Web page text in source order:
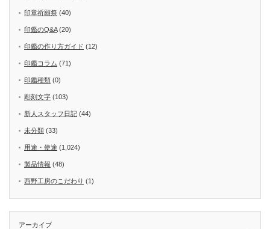
印章祈願祭 (40)
印鑑のQ&A(20)
印鑑の作り方ガイド (12)
印鑑コラム (71)
印鑑種類 (0)
彫刻文字 (103)
新人スタッフ日記 (44)
未分類 (33)
用途・使途 (1,024)
製品情報 (48)
西野工房のこだわり (1)
アーカイブ